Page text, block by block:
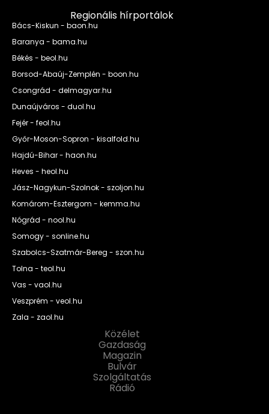
Regionális hírportálok
Bács-Kiskun - baon.hu
Baranya - bama.hu
Békés - beol.hu
Borsod-Abaúj-Zemplén - boon.hu
Csongrád - delmagyar.hu
Dunaújváros - duol.hu
Fejér - feol.hu
Győr-Moson-Sopron - kisalfold.hu
Hajdú-Bihar - haon.hu
Heves - heol.hu
Jász-Nagykun-Szolnok - szoljon.hu
Komárom-Esztergom - kemma.hu
Nógrád - nool.hu
Somogy - sonline.hu
Szabolcs-Szatmár-Bereg - szon.hu
Tolna - teol.hu
Vas - vaol.hu
Veszprém - veol.hu
Zala - zaol.hu
Közélet
Gazdaság
Magazin
Bulvár
Szolgáltatás
Rádió